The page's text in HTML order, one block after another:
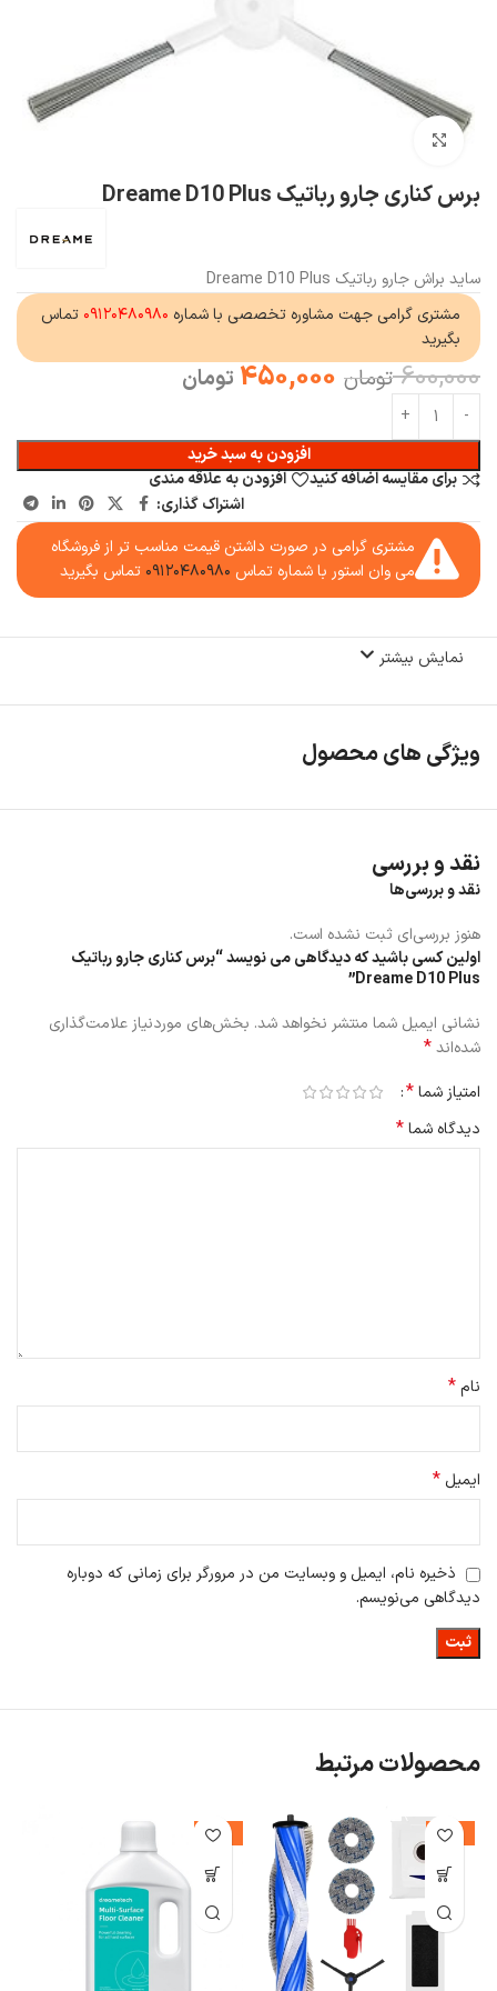
برس کناری جارو رباتیک Dreame D10 Plus
ساید براش جارو رباتیک Dreame D10 Plus
مشتری گرامی جهت مشاوره تخصصی با شماره ۰۹۱۲۰۴۸۰۹۸۰ تماس
بگیرید
600,000 تومان 450,000 تومان
افزودن به سبد خرید
برای مقایسه اضافه کنید
افزودن به علاقه مندی
اشتراک گذاری:
مشتری گرامی در صورت داشتن قیمت مناسب تر از فروشگاه
می وان استور با شماره تماس ۰۹۱۲۰۴۸۰۹۸۰ تماس بگیرید
نمایش بیشتر
ویژگی های محصول
نقد و بررسی
نقد و بررسی‌ها
هنوز بررسی‌ای ثبت نشده است.
اولین کسی باشید که دیدگاهی می نویسد “برس کناری جارو رباتیک
Dreame D10 Plus”
نشانی ایمیل شما منتشر نخواهد شد. بخش‌های موردنیاز علامت‌گذاری
شده‌اند*
امتیاز شما*
دیدگاه شما*
نام*
ایمیل *
ذخیره نام، ایمیل و وبسایت من در مرورگر برای زمانی که دوباره
دیدگاهی می‌نویسم.
محصولات مرتبط
-41%
-33%